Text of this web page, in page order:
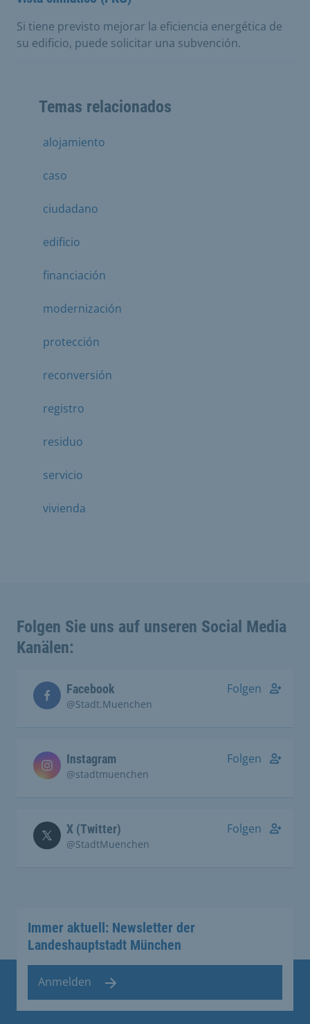
Si tiene previsto mejorar la eficiencia energética de
su edificio, puede solicitar una subvención.
Temas relacionados
alojamiento
caso
ciudadano
edificio
financiación
modernización
protección
reconversión
registro
residuo
servicio
vivienda
Folgen Sie uns auf unseren Social Media
Kanälen:
Facebook
@Stadt.Muenchen
Folgen
Instagram
@stadtmuenchen
Folgen
X (Twitter)
@StadtMuenchen
Folgen
Immer aktuell: Newsletter der
Landeshauptstadt München
Anmelden